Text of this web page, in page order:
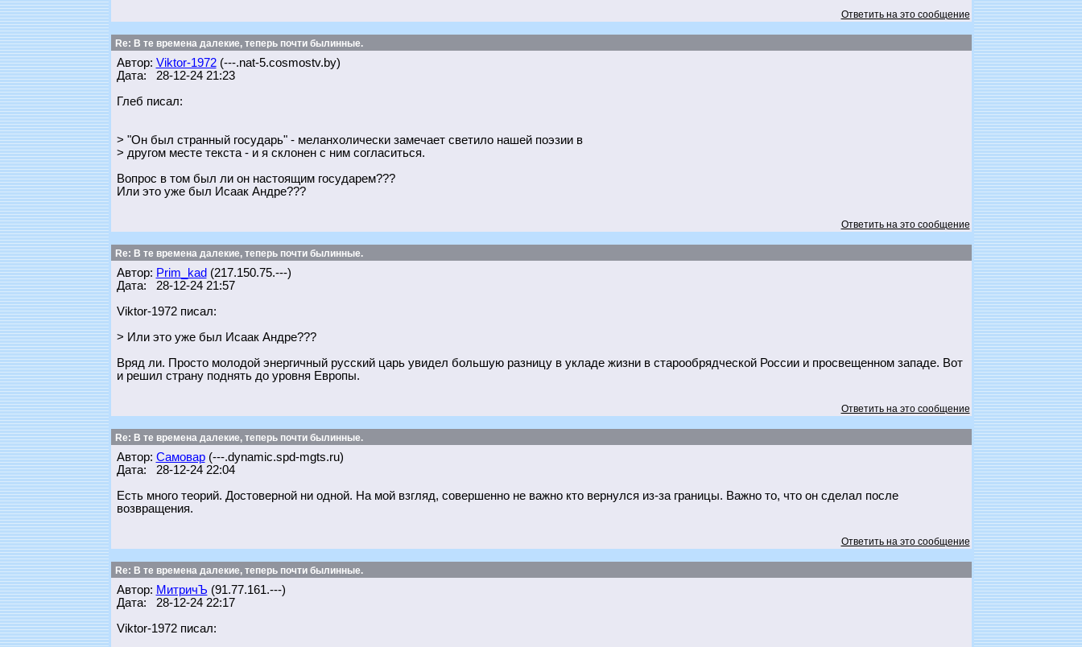
Ответить на это сообщение
Re: В те времена далекие, теперь почти былинные.
Автор: Viktor-1972(---.nat-5.cosmostv.by)
Дата: 28-12-24 21:23
Глеб писал:
> "Он был странный государь" - меланхолически замечает светило нашей поэзии в
> другом месте текста - и я склонен с ним согласиться.
Вопрос в том был ли он настоящим государем???
Или это уже был Исаак Андре???
Ответить на это сообщение
Re: В те времена далекие, теперь почти былинные.
Автор: Prim_kad (217.150.75.---)
Дата: 28-12-24 21:57
Viktor-1972 писал:
> Или это уже был Исаак Андре???
Вряд ли. Просто молодой энергичный русский царь увидел большую разницу в укладе жизни в старообрядческой России и просвещенном западе. Вот
и решил страну поднять до уровня Европы.
Ответить на это сообщение
Re: В те времена далекие, теперь почти былинные.
Автор: Самовар(---.dynamic.spd-mgts.ru)
Дата: 28-12-24 22:04
Есть много теорий. Достоверной ни одной. На мой взгляд, совершенно не важно кто вернулся из-за границы. Важно то, что он сделал после
возвращения.
Ответить на это сообщение
Re: В те времена далекие, теперь почти былинные.
Автор: МитричЪ (91.77.161.---)
Дата: 28-12-24 22:17
Viktor-1972 писал: